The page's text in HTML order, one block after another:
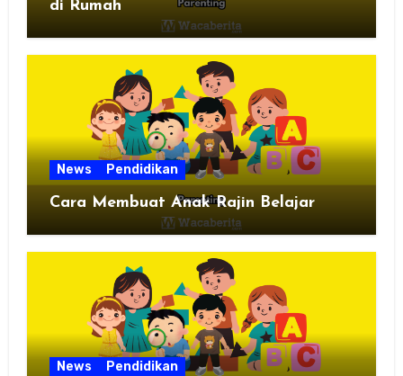
di Rumah
News Pendidikan
Cara Membuat Anak Rajin Belajar
News Pendidikan